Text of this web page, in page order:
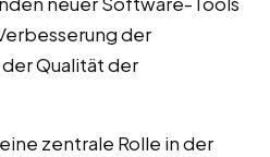
der
Qualität der
zentrale Rolle in der